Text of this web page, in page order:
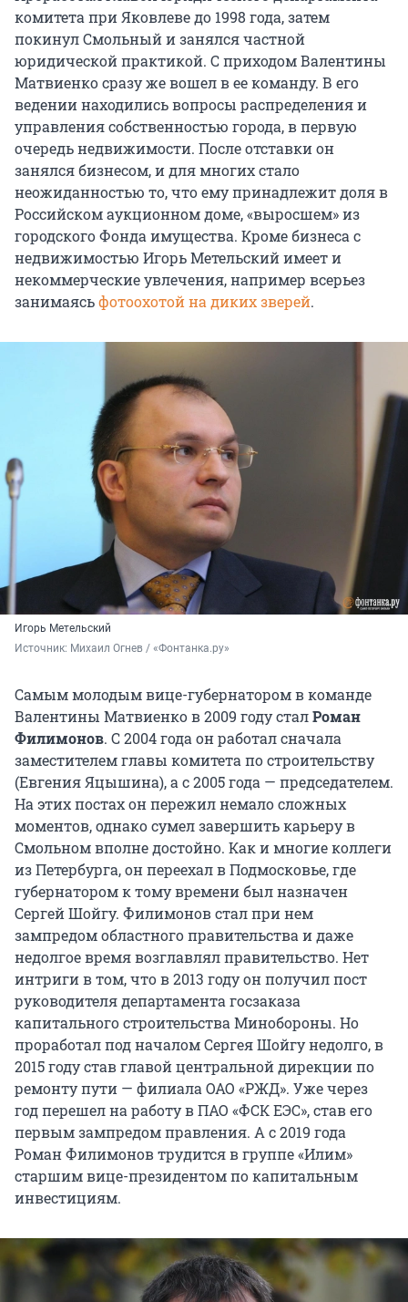
комитета при Яковлеве до 1998 года, затем
покинул Смольный и занялся частной
юридической практикой. С приходом Валентины
Матвиенко сразу же вошел в ее команду. В его
ведении находились вопросы распределения и
управления собственностью города, в первую
очередь недвижимости. После отставки он
занялся бизнесом, и для многих стало
неожиданностью то, что ему принадлежит доля в
Российском аукционном доме, «выросшем» из
городского Фонда имущества. Кроме бизнеса с
недвижимостью Игорь Метельский имеет и
некоммерческие увлечения, например всерьез
занимаясьфотоохотой на диких зверей.
Игорь Метельский
Источник: Михаил Огнев / «Фонтанка.ру»
Самым молодым вице-губернатором в команде
Валентины Матвиенко в 2009 году сталРоман
Филимонов. С 2004 года он работал сначала
заместителем главы комитета по строительству
(Евгения Яцышина), а с 2005 года — председателем.
На этих постах он пережил немало сложных
моментов, однако сумел завершить карьеру в
Смольном вполне достойно. Как и многие коллеги
из Петербурга, он переехал в Подмосковье, где
губернатором к тому времени был назначен
Сергей Шойгу. Филимонов стал при нем
зампредом областного правительства и даже
недолгое время возглавлял правительство. Нет
интриги в том, что в 2013 году он получил пост
руководителя департамента госзаказа
капитального строительства Минобороны. Но
проработал под началом Сергея Шойгу недолго, в
2015 году став главой центральной дирекции по
ремонту пути — филиала ОАО «РЖД». Уже через
год перешел на работу в ПАО «ФСК ЕЭС», став его
первым зампредом правления. А с 2019 года
Роман Филимонов трудится в группе «Илим»
старшим вице-президентом по капитальным
инвестициям.